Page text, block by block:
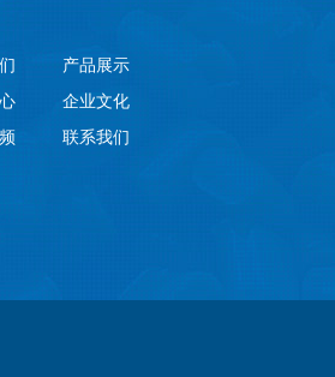
产品展示
企业文化
联系我们